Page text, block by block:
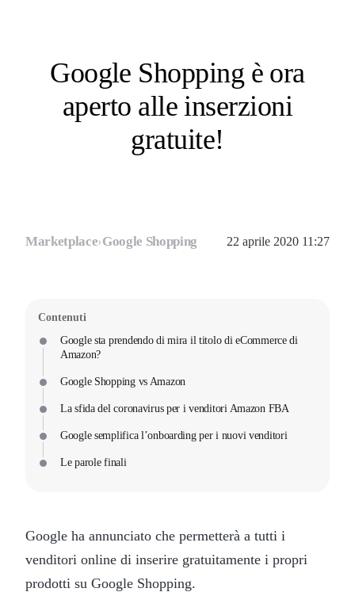
Google Shopping è ora
aperto alle inserzioni
gratuite!
Marketplace›Google Shopping 22 aprile 2020 11:27
Contenuti
Google sta prendendo di mira il titolo di eCommerce di
Amazon?
Google Shopping vs Amazon
La sfida del coronavirus per i venditori Amazon FBA
Google semplifica l’onboarding per i nuovi venditori
Le parole finali
Google ha annunciato che permetterà a tutti i
venditori online di inserire gratuitamente i propri
prodotti su Google Shopping.